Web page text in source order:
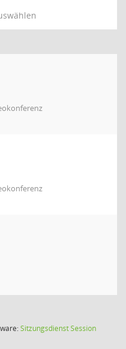
SitzungsdienstSession(Wird in